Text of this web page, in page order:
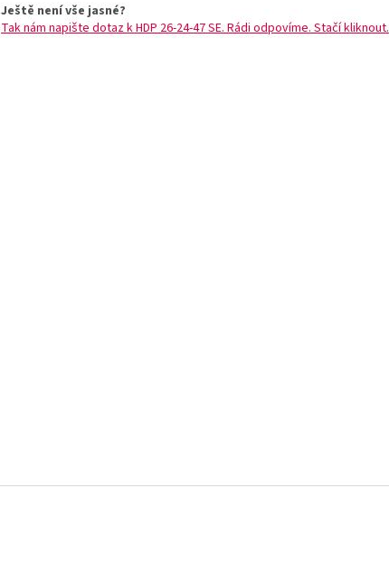
Ještě není vše jasné?
Tak nám napište dotaz k HDP 26-24-47 SE. Rádi odpovíme. Stačí kliknout.